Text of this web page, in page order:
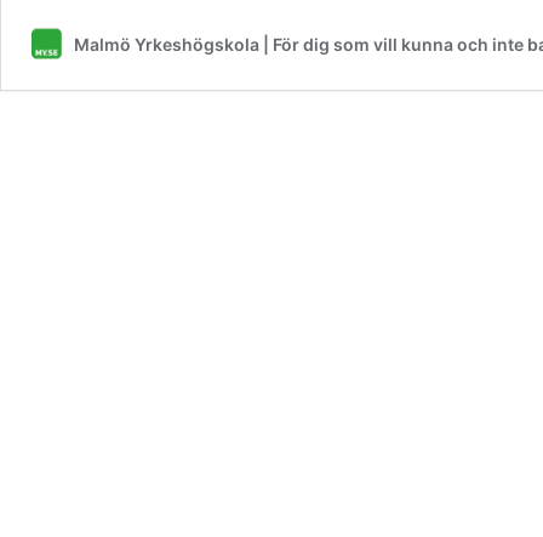
Malmö Yrkeshögskola | För dig som vill kunna och inte